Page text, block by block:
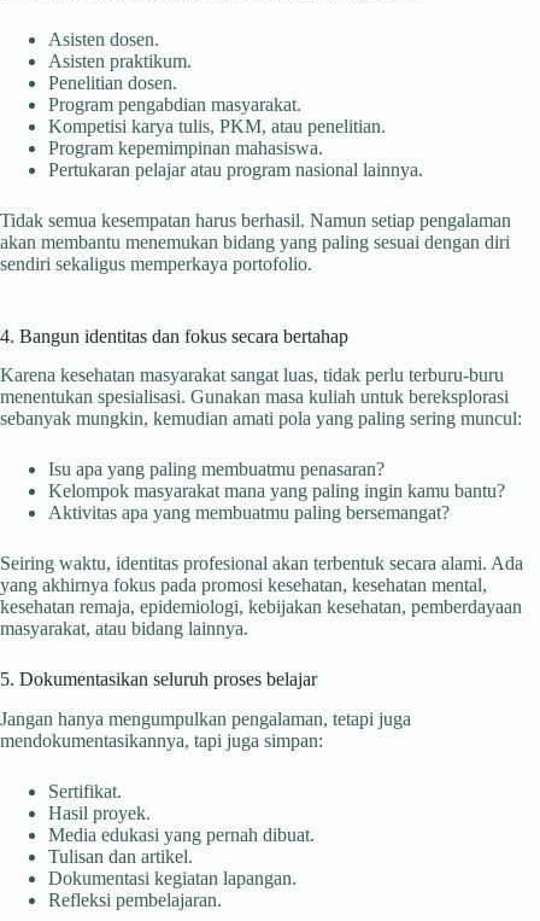
Asisten dosen.
Asisten praktikum.
Penelitian dosen.
Program pengabdian masyarakat.
Kompetisi karya tulis, PKM, atau penelitian.
Program kepemimpinan mahasiswa.
Pertukaran pelajar atau program nasional lainnya.
Tidak semua kesempatan harus berhasil. Namun setiap pengalaman
akan membantu menemukan bidang yang paling sesuai dengan diri
sendiri sekaligus memperkaya portofolio.
4. Bangun identitas dan fokus secara bertahap
Karena kesehatan masyarakat sangat luas, tidak perlu terburu-buru
menentukan spesialisasi. Gunakan masa kuliah untuk bereksplorasi
sebanyak mungkin, kemudian amati pola yang paling sering muncul:
Isu apa yang paling membuatmu penasaran?
Kelompok masyarakat mana yang paling ingin kamu bantu?
Aktivitas apa yang membuatmu paling bersemangat?
Seiring waktu, identitas profesional akan terbentuk secara alami. Ada
yang akhirnya fokus pada promosi kesehatan, kesehatan mental,
kesehatan remaja, epidemiologi, kebijakan kesehatan, pemberdayaan
masyarakat, atau bidang lainnya.
5. Dokumentasikan seluruh proses belajar
Jangan hanya mengumpulkan pengalaman, tetapi juga
mendokumentasikannya, tapi juga simpan:
Sertifikat.
Hasil proyek.
Media edukasi yang pernah dibuat.
Tulisan dan artikel.
Dokumentasi kegiatan lapangan.
Refleksi pembelajaran.